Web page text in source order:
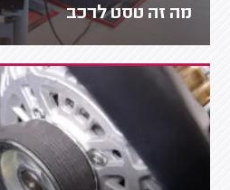
מה זה טסט לרכב